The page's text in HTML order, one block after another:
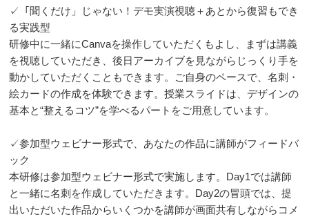
✓「聞くだけ」じゃない！デモ実演視聴＋あとから復習もでき
る実践型
研修中に一緒にCanvaを操作していただくもよし、まずは講義
を視聴していただき、後日アーカイブを見ながらじっくり手を
動かしていただくこともできます。ご自身のペースで、名刺・
絵カードの作成を体験できます。授業スライドは、デザインの
基本と“整えるコツ”を学べるパートをご用意しています。
✓参加型ウェビナー形式で、あなたの作品に講師がフィードバ
ック
本研修は参加型ウェビナー形式で実施します。Day1では講師
と一緒に名刺を作成していただきます。Day2の冒頭では、提
出いただいた作品からいくつかを講師が画面共有しながらコメ